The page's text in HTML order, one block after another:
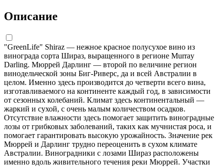
Описание
"GreenLife" Shiraz — нежное красное полусухое вино из
винограда сорта Шираз, выращенного в регионе Murray
Darling. Мюррей Дарлинг — второй по величине регион
винодельческой зоны Биг-Риверс, да и всей Австралии в
целом. Именно здесь производится до четверти всего вина,
изготавливаемого на континенте каждый год, в зависимости
от сезонных колебаний. Климат здесь континентальный —
жаркий и сухой, с очень малым количеством осадков.
Отсутствие влажности здесь помогает защитить виноградные
лозы от грибковых заболеваний, таких как мучнистая роса, и
помогает гарантировать высокую урожайность. Значение рек
Мюррей и Дарлинг трудно переоценить в сухом климате
Австралии. Виноградники с лозами Шираз расположены
именно вдоль живительного течения реки Мюррей. Участки